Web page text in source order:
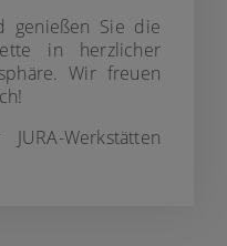
genießen Sie die
in herzlicher
Wir freuen
Werkstätten